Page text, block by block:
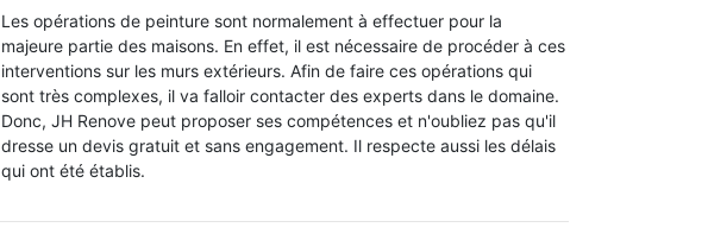
Les opérations de peinture sont normalement à effectuer pour la
majeure partie des maisons. En effet, il est nécessaire de procéder à ces
interventions sur les murs extérieurs. Afin de faire ces opérations qui
sont très complexes, il va falloir contacter des experts dans le domaine.
Donc, JH Renove peut proposer ses compétences et n'oubliez pas qu'il
dresse un devis gratuit et sans engagement. Il respecte aussi les délais
qui ont été établis.